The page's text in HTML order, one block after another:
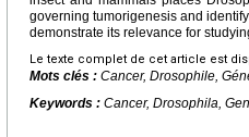
governing tumorigenesis and
demonstrate its relevance for
Le texte complet de cet article est
Mots clés : Cancer, Drosophile,
Keywords : Cancer, Drosophila,